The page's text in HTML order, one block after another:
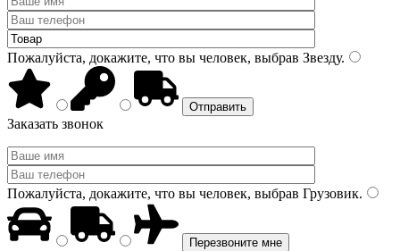
Пожалуйста, докажите, что вы человек, выбрав Звезду.
Заказать звонок
Пожалуйста, докажите, что вы человек, выбрав Грузовик.